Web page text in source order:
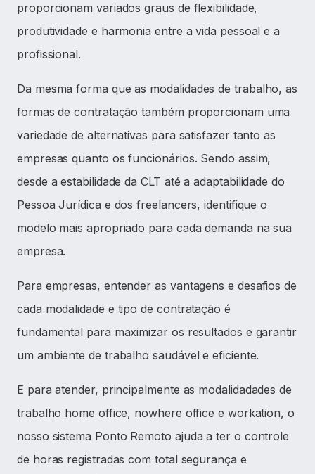
proporcionam variados graus de flexibilidade,
produtividade e harmonia entre a vida pessoal e a
profissional.
Da mesma forma que as modalidades de trabalho, as
formas de contratação também proporcionam uma
variedade de alternativas para satisfazer tanto as
empresas quanto os funcionários. Sendo assim,
desde a estabilidade da CLT até a adaptabilidade do
Pessoa Jurídica e dos freelancers, identifique o
modelo mais apropriado para cada demanda na sua
empresa.
Para empresas, entender as vantagens e desafios de
cada modalidade e tipo de contratação é
fundamental para maximizar os resultados e garantir
um ambiente de trabalho saudável e eficiente.
E para atender, principalmente as modalidadades de
trabalho home office, nowhere office e workation, o
nosso sistema Ponto Remoto ajuda a ter o controle
de horas registradas com total segurança e